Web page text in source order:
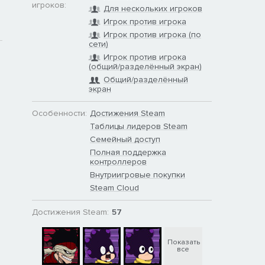
игроков:
Для нескольких игроков
Игрок против игрока
Игрок против игрока (по
сети)
Игрок против игрока
(общий/разделённый экран)
Общий/разделённый
экран
Особенности: Достижения Steam
Таблицы лидеров Steam
Семейный доступ
Полная поддержка
контроллеров
Внутриигровые покупки
Steam Cloud
Достижения Steam: 57
Показать
все